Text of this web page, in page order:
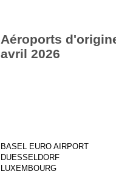
Aéroports
avril 2026
BASEL EURO AIRPORT
DUESSELDORF
LUXEMBOURG